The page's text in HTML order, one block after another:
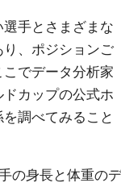
手とさまざまな
、ポジションご
でデータ分析家
カップの公式ホ
調べてみること
の身長と体重のデ